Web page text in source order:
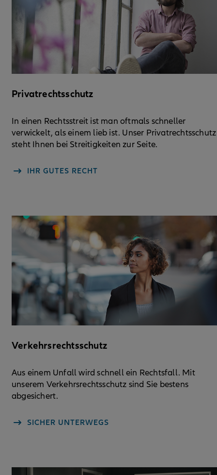
Privatrechtsschutz
In einen Rechtsstreit ist man oftmals schneller
verwickelt, als einem lieb ist. Unser Privatrechtsschutz
steht Ihnen bei Streitigkeiten zur Seite.
IHR GUTES RECHT
Verkehrsrechtsschutz
Aus einem Unfall wird schnell ein Rechtsfall. Mit
unserem Verkehrsrechtsschutz sind Sie bestens
abgesichert.
SICHER UNTERWEGS